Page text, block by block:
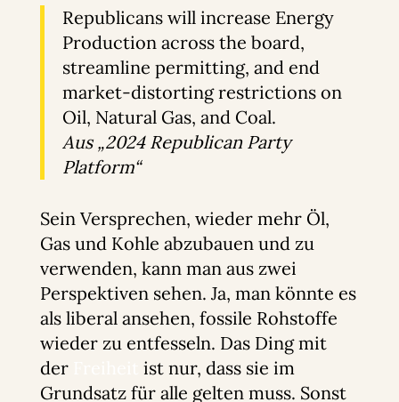
Republicans will increase Energy
Production across the board,
streamline permitting, and end
market-distorting restrictions on
Oil, Natural Gas, and Coal.
Aus „2024 Republican Party
Platform“
Sein Versprechen, wieder mehr Öl,
Gas und Kohle abzubauen und zu
verwenden, kann man aus zwei
Perspektiven sehen. Ja, man könnte es
als liberal ansehen, fossile Rohstoffe
wieder zu entfesseln. Das Ding mit
der
ist nur, dass sie im
Grundsatz für alle gelten muss. Sonst